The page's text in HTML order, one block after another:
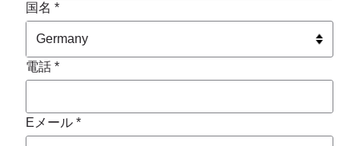
国名 *
電話 *
Eメール *